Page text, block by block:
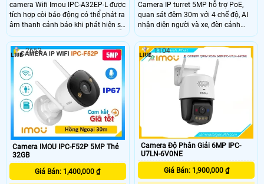
camera Wifi Imou IPC-A32EP-L được
tích hợp còi báo động có thể phát ra
âm thanh cảnh báo khi phát hiện sự
xâm nhập. Ngoài ra camera còn hỗ
trợ chức năng Soft-AP cho phép kết
nối trực tiếp với wifi của camera mà
không cần thông qua modem nhà
mạng.
Camera IP turret 5MP hỗ trợ PoE,
quan sát đêm 30m với 4 chế độ, AI
nhận diện người và xe, đèn cảnh
báo nhấp nháy, chống nước IP67.
Camera IMOU IPC-F52P 5MP Thẻ
32GB
Giá Bán: 1,400,000 ₫
2653
Camera Độ Phân Giải 6MP IPC-
U7LN-6V0NE
Giá Bán: 1,900,000 ₫
1104